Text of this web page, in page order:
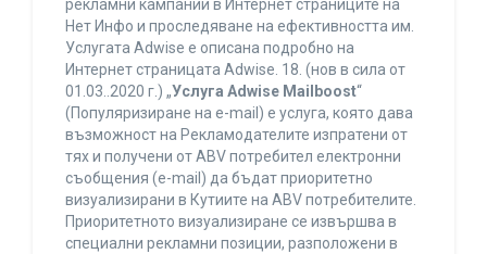
рекламни кампании в Интернет страниците на
Нет Инфо и проследяване на ефективността им.
Услугата Adwise е описана подробно на
Интернет страницата Adwise. 18. (нов в сила от
01.03..2020 г.) „Услуга Adwise Mailboost“
(Популяризиране на e-mail) е услуга, която дава
възможност на Рекламодателите изпратени от
тях и получени от ABV потребител електронни
съобщения (e-mail) да бъдат приоритетно
визуализирани в Кутиите на ABV потребителите.
Приоритетното визуализиране се извършва в
специални рекламни позиции, разположени в